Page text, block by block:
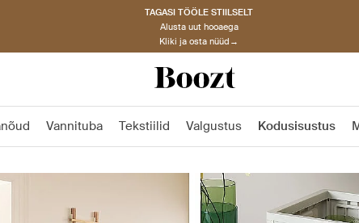
TAGASI TÖÖLE STIILSELT
Alusta uut hooaega
Kliki ja osta nüüd→
Vannituba Tekstiilid Valgustus Kodusisustus